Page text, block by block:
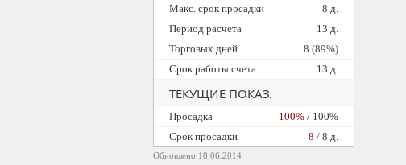
Обновлено 18.06.2014
Макс. срок просадки
8 д.
Период расчета
13 д.
Торговых дней
8 (89%)
Срок работы счета
13 д.
ТЕКУЩИЕ ПОКАЗ.
Просадка 100%/ 100%
Cрок просадки
8 / 8 д.